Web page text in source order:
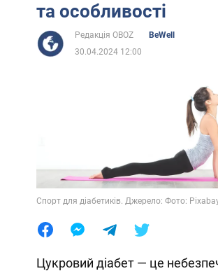
Африка
та особливості
Редакція OBOZ
BeWell
30.04.2024 12:00
Спорт для діабетиків. Джерело: Фото:
Цукровий діабет — це